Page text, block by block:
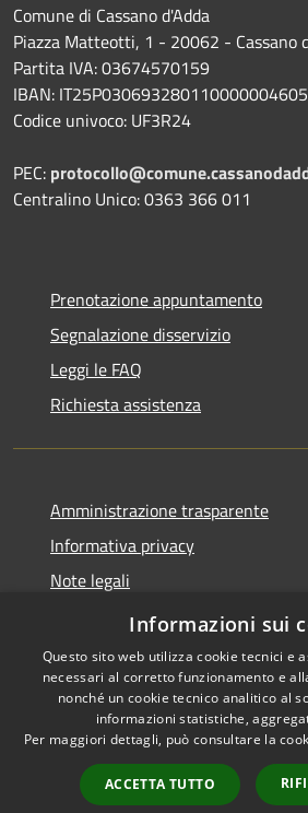
Comune di Cassano d'Adda
Piazza Matteotti, 1 - 20062 - Cassano
Partita IVA: 03674570159
IBAN:
Codice univoco: UF3R24
PEC:
Centralino Unico: 0363 366 011
Prenotazione appuntamento
Segnalazione disservizio
Leggi le FAQ
Richiesta assistenza
Amministrazione trasparente
Informativa privacy
Note legali
Dichiarazione di accessibilità
Accessibilità
Informazioni sui
Questo sito web utilizza cookie tecnici e
necessari al corretto funzionamento e
nonché un cookie tecnico analitico al
informazioni statistiche,
Per maggiori dettagli, può consultare la
ACCETTA TUTTO